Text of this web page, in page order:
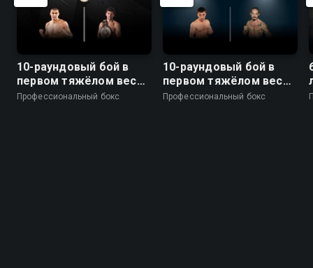
10-раундовый бой в
первом тяжёлом весе (
до 90,7 кг) за титул
Профессиональный бокс
10-раундовый бой в
первом тяжёлом весе
(до 90,7 кг)
Профессиональный бокс